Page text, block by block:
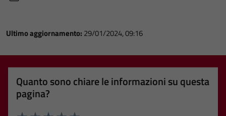
Ultimo aggiornamento: 29/01/2024, 09:16
Quanto sono chiare le informazioni su questa
pagina?